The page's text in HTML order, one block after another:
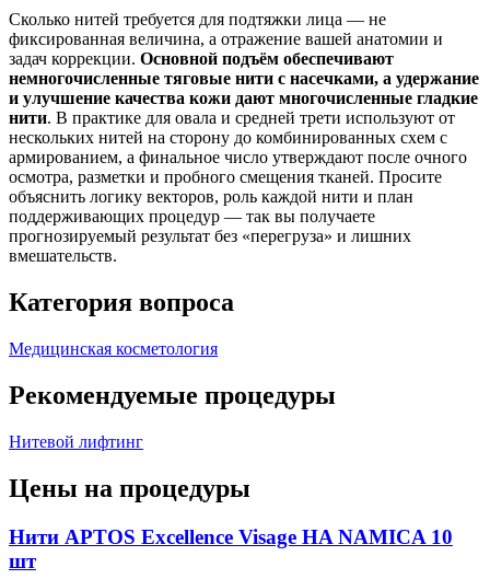
Сколько нитей требуется для подтяжки лица — не
фиксированная величина, а отражение вашей анатомии и
задач коррекции. Основной подъём обеспечивают
немногочисленные тяговые нити с насечками, а удержание
и улучшение качества кожи дают многочисленные гладкие
нити. В практике для овала и средней трети используют от
нескольких нитей на сторону до комбинированных схем с
армированием, а финальное число утверждают после очного
осмотра, разметки и пробного смещения тканей. Просите
объяснить логику векторов, роль каждой нити и план
поддерживающих процедур — так вы получаете
прогнозируемый результат без «перегруза» и лишних
вмешательств.
Категория вопроса
Медицинская косметология
Рекомендуемые процедуры
Нитевой лифтинг
Цены на процедуры
Нити APTOS Excellence Visage HA NAMICA 10
шт